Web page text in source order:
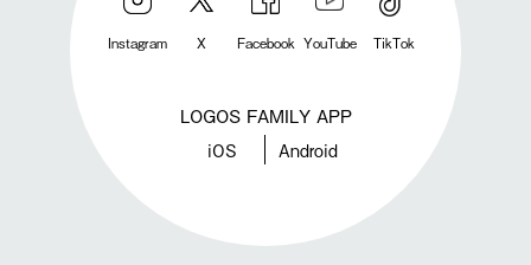
Instagram X Facebook YouTube TikTok
LOGOS FAMILY APP
iOS Android